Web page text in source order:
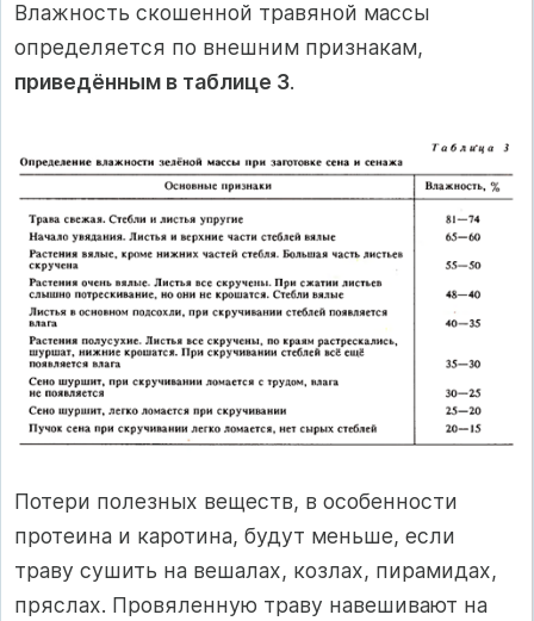
Влажность скошенной травяной массы
определяется по внешним признакам,
приведённым в таблице 3.
Потери полезных веществ, в особенности
протеина и каротина, будут меньше, если
траву сушить на вешалах, козлах, пирамидах,
пряслах. Провяленную траву навешивают на